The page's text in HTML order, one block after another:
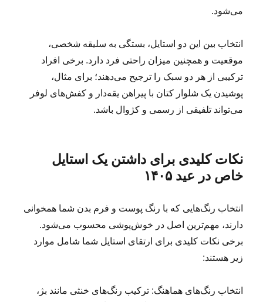
می‌شود.
انتخاب بین این دو استایل، بستگی به سلیقه شخصی،
موقعیت و همچنین میزان راحتی فرد دارد. برخی افراد
ترکیبی از هر دو سبک را ترجیح می‌دهند؛ برای مثال،
پوشیدن یک شلوار کتان با پیراهن یقه‌دار و کفش‌های لوفر
می‌تواند تلفیقی از رسمی و کژوال باشد.
نکات کلیدی برای داشتن یک استایل
خاص در عید ۱۴۰۵
انتخاب رنگ‌هایی که با رنگ پوست و فرم بدن شما همخوانی
دارند، مهم‌ترین اصل در خوش‌پوشی محسوب می‌شود.
برخی نکات کلیدی برای ارتقای استایل شما شامل موارد
زیر هستند:
انتخاب رنگ‌های هماهنگ: ترکیب رنگ‌های خنثی مانند بژ،